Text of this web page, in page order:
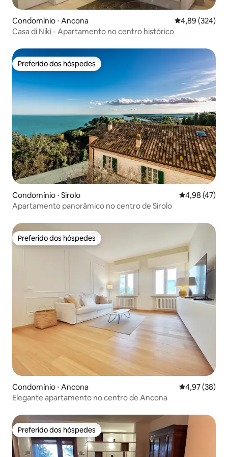
Condomínio ⋅ Ancona 4,89 de uma
4,89 (324)
Casa di Niki - Apartamento no centro histórico
Preferido dos hóspedes
Preferido dos hóspedes
Condomínio ⋅ Sirolo 4,98 de uma
4,98 (47)
Apartamento panorâmico no centro de Sirolo
Preferido dos hóspedes
Preferido dos hóspedes
Condomínio ⋅ Ancona 4,97 de uma
4,97 (38)
Elegante apartamento no centro de Ancona
Preferido dos hóspedes
Preferido dos hóspedes